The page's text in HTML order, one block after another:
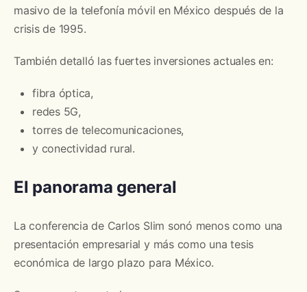
masivo de la telefonía móvil en México después de la
crisis de 1995.
También detalló las fuertes inversiones actuales en:
fibra óptica,
redes 5G,
torres de telecomunicaciones,
y conectividad rural.
El panorama general
La conferencia de Carlos Slim sonó menos como una
presentación empresarial y más como una tesis
económica de largo plazo para México.